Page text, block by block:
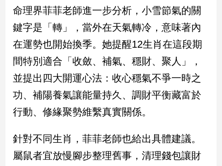
娛
樂
娛
星
聞
流
行/
尚
追
命理界菲菲老師進一步分析，小雪節氣的關
鍵字是「轉」，當外在天氣轉冷，意味著內
在運勢也開始換季。她提醒12生肖在這段期
間特別適合「收斂、補氣、穩財、聚人」，
並提出四大開運心法：收心穩氣不爭一時之
功、補陽養氣讓能量持久、調財平衡藏富於
行動、修緣聚勢維繫真實關係。
針對不同生肖，菲菲老師也給出具體建議。
屬鼠者宜放慢腳步整理舊事，清理錢包讓財